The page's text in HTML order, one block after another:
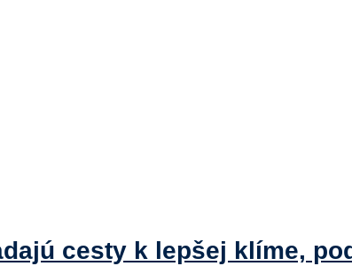
cesty k lepšej klíme,